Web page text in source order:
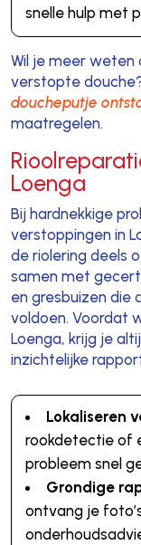
snelle hulp met
Wil je meer weten
verstopte
doucheputje
maatregelen.
Loenga
Bij hardnekkige
verstoppingen in
de riolering deels
samen met
en gresbuizen die
voldoen. Voordat
Loenga, krijg je
inzichtelijke
Lokaliseren
rookdetectie of
probleem snel
Grondige
ontvang je